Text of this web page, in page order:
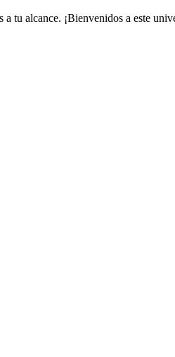
tu alcance. ¡Bienvenidos a este